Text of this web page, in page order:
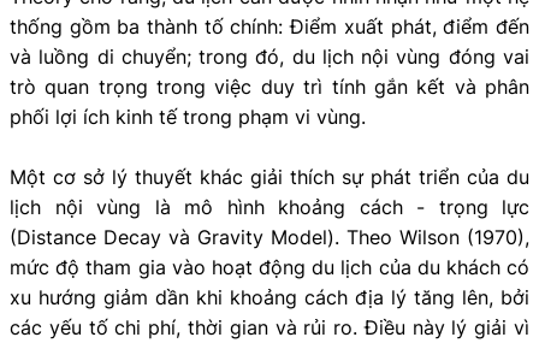
thống gồm ba thành tố chính: Điểm xuất phát, điểm đến
và luồng di chuyển; trong đó, du lịch nội vùng đóng vai
trò quan trọng trong việc duy trì tính gắn kết và phân
phối lợi ích kinh tế trong phạm vi vùng.
Một cơ sở lý thuyết khác giải thích sự phát triển của du
lịch nội vùng là mô hình khoảng cách - trọng lực
(Distance Decay và Gravity Model). Theo Wilson (1970),
mức độ tham gia vào hoạt động du lịch của du khách có
xu hướng giảm dần khi khoảng cách địa lý tăng lên, bởi
các yếu tố chi phí, thời gian và rủi ro. Điều này lý giải vì